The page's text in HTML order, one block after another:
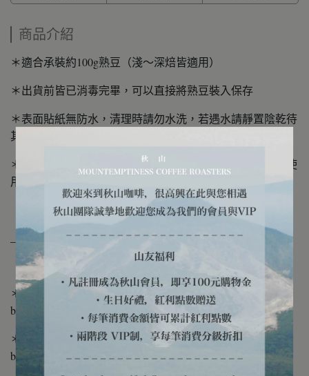
商品介紹
＊適合承裝約100g熟豆（淺～深焙皆適用）
＊出貨前皆已消毒完畢，可以直接將熟豆裝入保存
＊表面貼紙無防水，清理時請勿水洗，若遇水請靜置陰乾待
其乾燥復原
＊清潔方式，以紙巾沾附酒精擦拭清潔，待其乾燥後即可使
用
____________________
＊Suitable for holding about 100g of coffee beans. (applicable to
both light and dark roasts)
＊All products have been sterilized before shipment, your coffee
beans can be stored directly in them.